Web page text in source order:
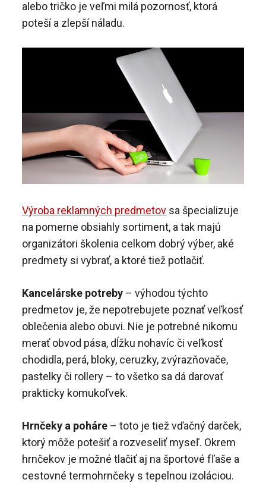
alebo tričko je veľmi milá pozornosť, ktorá
poteší a zlepší náladu.
Výroba reklamných predmetov sa špecializuje
na pomerne obsiahly sortiment, a tak majú
organizátori školenia celkom dobrý výber, aké
predmety si vybrať, a ktoré tiež potlačiť.
Kancelárske potreby – výhodou týchto
predmetov je, že nepotrebujete poznať veľkosť
oblečenia alebo obuvi. Nie je potrebné nikomu
merať obvod pása, dĺžku nohavíc či veľkosť
chodidla, perá, bloky, ceruzky, zvýrazňovače,
pastelky či rollery – to všetko sa dá darovať
prakticky komukoľvek.
Hrnčeky a poháre – toto je tiež vďačný darček,
ktorý môže potešiť a rozveseliť myseľ. Okrem
hrnčekov je možné tlačiť aj na športové fľaše a
cestovné termohrnčeky s tepelnou izoláciou.